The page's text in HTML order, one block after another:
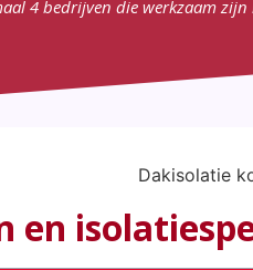
4 bedrijven die werkzaam zijn
en